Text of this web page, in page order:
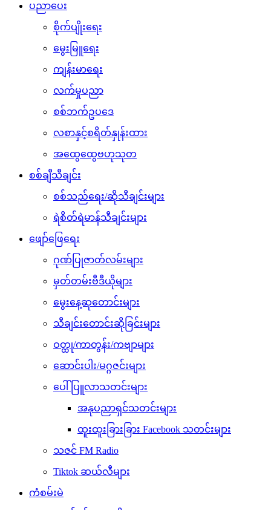
ပညာပေး
စိုက်ပျိုးရေး
မွေးမြူရေး
ကျန်းမာရေး
လက်မှုပညာ
စစ်ဘက်ဥပဒေ
လစာနှင့်စရိတ်နှုန်းထား
အထွေထွေဗဟုသုတ
စစ်ချီသီချင်း
စစ်သည်ရေး/ဆိုသီချင်းများ
ရဲစိတ်ရဲမာန်သီချင်းများ
ဖျော်ဖြေရေး
ဂုဏ်ပြုဇာတ်လမ်းများ
မှတ်တမ်းဗီဒီယိုများ
မွေးနေ့ဆုတောင်းများ
သီချင်းတောင်းဆိုခြင်းများ
ဝတ္ထု/ကာတွန်း/ကဗျာများ
ဆောင်းပါး/မဂ္ဂဇင်းများ
ပေါ်ပြူလာသတင်းများ
အနုပညာရှင်သတင်းများ
ထူးထူးခြားခြား Facebook သတင်းများ
သဇင် FM Radio
Tiktok ဆယ်လီများ
ကံစမ်းမဲ